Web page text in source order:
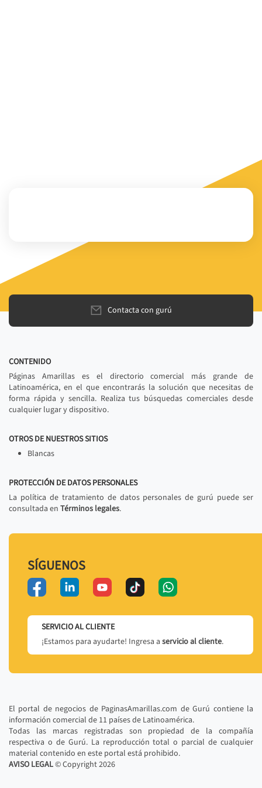
Contacta con gurú
CONTENIDO
Páginas Amarillas es el directorio comercial más grande de
Latinoamérica, en el que encontrarás la solución que necesitas de
forma rápida y sencilla. Realiza tus búsquedas comerciales desde
cualquier lugar y dispositivo.
OTROS DE NUESTROS SITIOS
Blancas
PROTECCIÓN DE DATOS PERSONALES
La política de tratamiento de datos personales de gurú puede ser
consultada en Términos legales.
SÍGUENOS
SERVICIO AL CLIENTE
¡Estamos para ayudarte! Ingresa a servicio al cliente.
El portal de negocios de PaginasAmarillas.com de Gurú contiene la
información comercial de 11 países de Latinoamérica.
Todas las marcas registradas son propiedad de la compañía
respectiva o de Gurú. La reproducción total o parcial de cualquier
material contenido en este portal está prohibido.
AVISO LEGAL© Copyright2026